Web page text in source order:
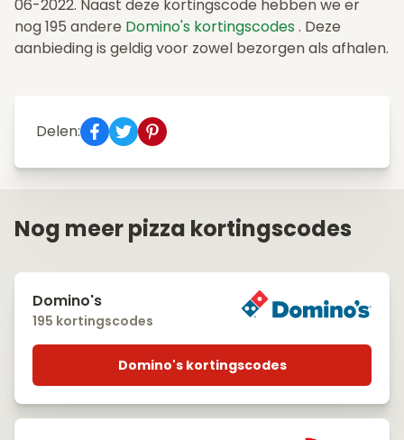
06-2022. Naast deze kortingscode hebben we er
nog 195 andere Domino's kortingscodes . Deze
aanbieding is geldig voor zowel bezorgen als afhalen.
Delen:
Nog meer pizza kortingscodes
Domino's
195 kortingscodes
Domino's kortingscodes